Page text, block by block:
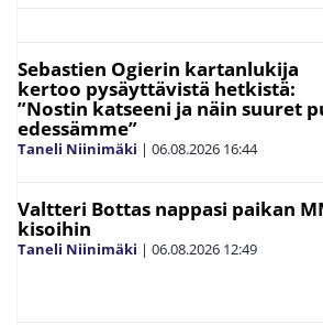
Sebastien Ogierin kartanlukija
kertoo pysäyttävistä hetkistä:
”Nostin katseeni ja näin suuret
edessämme”
Taneli Niinimäki | 06.08.2026 16:44
Valtteri Bottas nappasi paikan
kisoihin
Taneli Niinimäki | 06.08.2026 12:49